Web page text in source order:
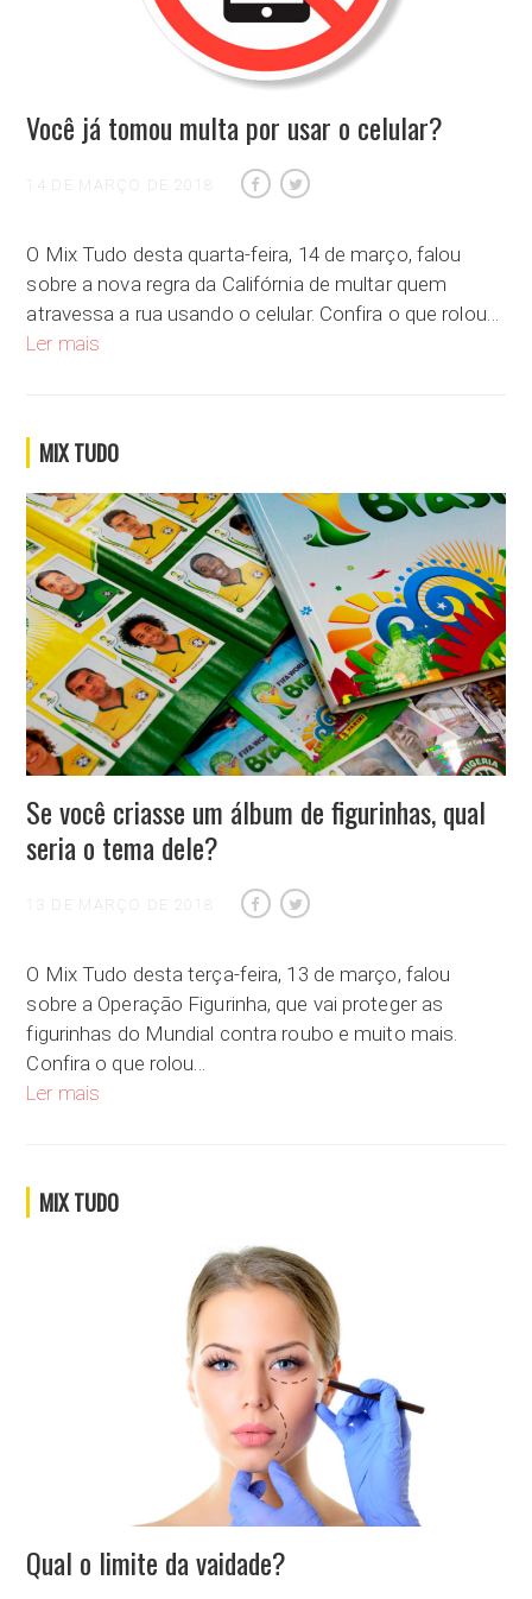
Você já tomou multa por usar o celular?
14 DE MARÇO DE 2018
O Mix Tudo desta quarta-feira, 14 de março, falou
sobre a nova regra da Califórnia de multar quem
atravessa a rua usando o celular. Confira o que rolou…
Ler mais
MIX TUDO
Se você criasse um álbum de figurinhas, qual
seria o tema dele?
13 DE MARÇO DE 2018
O Mix Tudo desta terça-feira, 13 de março, falou
sobre a Operação Figurinha, que vai proteger as
figurinhas do Mundial contra roubo e muito mais.
Confira o que rolou…
Ler mais
MIX TUDO
Qual o limite da vaidade?